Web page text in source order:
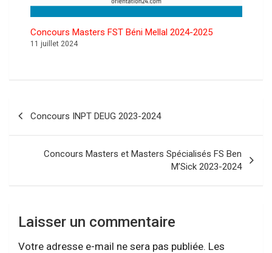
Concours Masters FST Béni Mellal 2024-2025
11 juillet 2024
Concours INPT DEUG 2023-2024
Concours Masters et Masters Spécialisés FS Ben
M’Sick 2023-2024
Laisser un commentaire
Votre adresse e-mail ne sera pas publiée. Les